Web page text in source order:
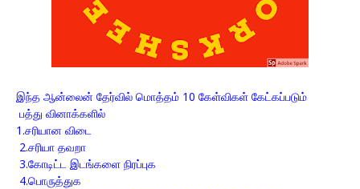
இந்த ஆன்லைன் தேர்வில் மொத்தம் 10 கேள்விகள் கேட்கப்படும்
பத்து வினாக்களில்
1.சரியான விடை
2.சரியா தவறா
3.கோடிட்ட இடங்களை நிரப்புக
4.பொருத்துக